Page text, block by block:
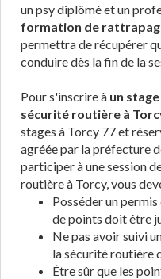
un psy diplômé et un
formation de
permettra de récupérer
conduire dès la fin de la
Pour s'inscrire à un
sécurité routière à
stages à Torcy 77 et
agréée par la préfecture
participer à une session
routière à Torcy, vous
Posséder un
de points doit être
Ne pas avoir suivi
la sécurité routière
Être sûr que les